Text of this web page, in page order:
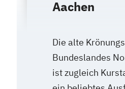
Aachen
Die alte
Bundeslandes
ist zugleich